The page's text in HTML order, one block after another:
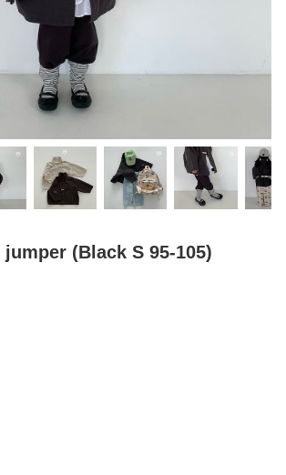
(Black S 95-105)